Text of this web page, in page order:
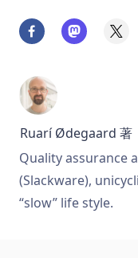
Ruarí Ødegaard 著
Quality assurance
(Slackware),
“slow” life style.